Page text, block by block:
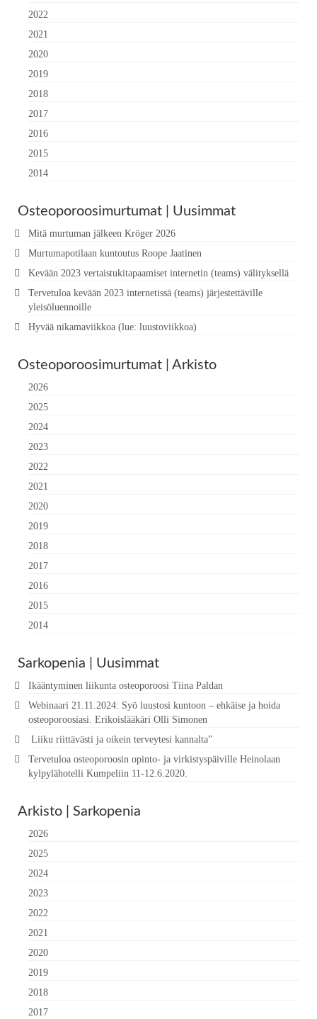
2022
2021
2020
2019
2018
2017
2016
2015
2014
Osteoporoosimurtumat | Uusimmat
Mitä murtuman jälkeen Kröger 2026
Murtumapotilaan kuntoutus Roope Jaatinen
Kevään 2023 vertaistukitapaamiset internetin (teams) välityksellä
Tervetuloa kevään 2023 internetissä (teams) järjestettäville
yleisöluennoille
Hyvää nikamaviikkoa (lue: luustoviikkoa)
Osteoporoosimurtumat | Arkisto
2026
2025
2024
2023
2022
2021
2020
2019
2018
2017
2016
2015
2014
Sarkopenia | Uusimmat
Ikääntyminen liikunta osteoporoosi Tiina Paldan
Webinaari 21.11.2024: Syö luustosi kuntoon – ehkäise ja hoida
osteoporoosiasi. Erikoislääkäri Olli Simonen
Liiku riittävästi ja oikein terveytesi kannalta”
Tervetuloa osteoporoosin opinto- ja virkistyspäiville Heinolaan
kylpylähotelli Kumpeliin 11-12.6.2020.
Arkisto | Sarkopenia
2026
2025
2024
2023
2022
2021
2020
2019
2018
2017